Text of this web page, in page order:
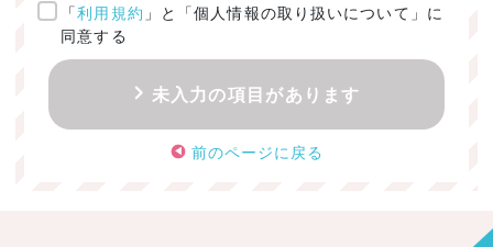
ご提供いただきました個人情報は、以下のためにのみ利用い
たします。
・お問い合わせに対する回答及び資料送付のご連絡
・当社のお客様向けサービスの提供
・本人確認
・サービスの開発・改善のための分析
「利用規約 」と「個人情報の取り扱いについて」に
同意する
未入力の項目があります
前のページに戻る